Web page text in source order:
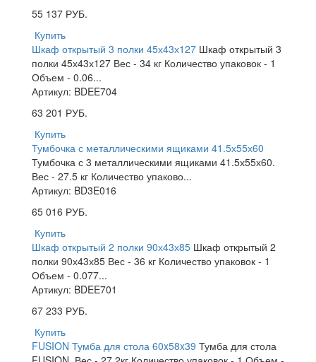
55 137 РУБ.
Купить
Шкаф открытый 3 полки 45х43х127 Шкаф открытый 3
полки 45х43х127 Вес - 34 кг Количество упаковок - 1
Объем - 0.06...
Артикул: BDEE704
63 201 РУБ.
Купить
Тумбочка с металлическими ящиками 41.5х55х60
Тумбочка с 3 металлическими ящиками 41.5х55х60.
Вес - 27.5 кг Количество упаково...
Артикул: BD3E016
65 016 РУБ.
Купить
Шкаф открытый 2 полки 90х43х85 Шкаф открытый 2
полки 90х43х85 Вес - 36 кг Количество упаковок - 1
Объем - 0.077...
Артикул: BDEE701
67 233 РУБ.
Купить
FUSION Тумба для стола 60x58x39 Тумба для стола